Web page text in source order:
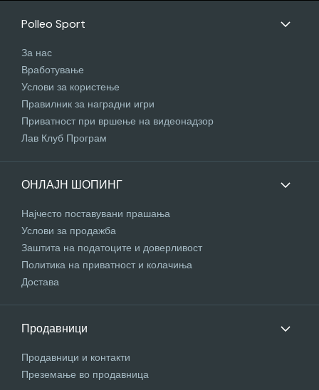
Polleo Sport
За нас
Вработување
Услови за користење
Правилник за наградни игри
Приватност при вршење на видеонадзор
Лав Клуб Програм
ОНЛАЈН ШОПИНГ
Најчесто поставувани прашања
Услови за продажба
Заштита на податоците и доверливост
Политика на приватност и колачиња
Достава
Продавници
Продавници и контакти
Преземање во продавница